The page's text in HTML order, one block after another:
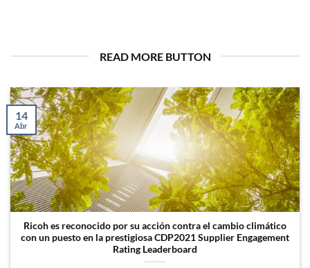
READ MORE BUTTON
Ricoh es reconocido por su acción contra el cambio climático
con un puesto en la prestigiosa CDP2021 Supplier Engagement
Rating Leaderboard
14
Abr